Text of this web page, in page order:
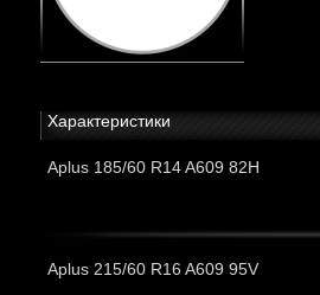
Характеристики
Aplus 185/60 R14 A609 82H
Aplus 215/60 R16 A609 95V